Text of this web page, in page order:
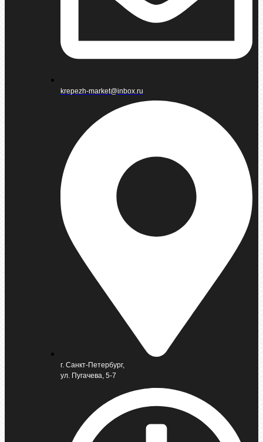
krepezh-market@inbox.ru
г. Санкт-Петербург,
ул. Пугачева, 5-7